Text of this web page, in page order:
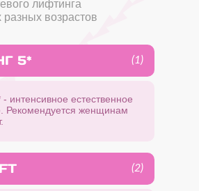
(1)
(2)
лифтинга
разных возрастов
5*
естественное
Рекомендуется женщинам